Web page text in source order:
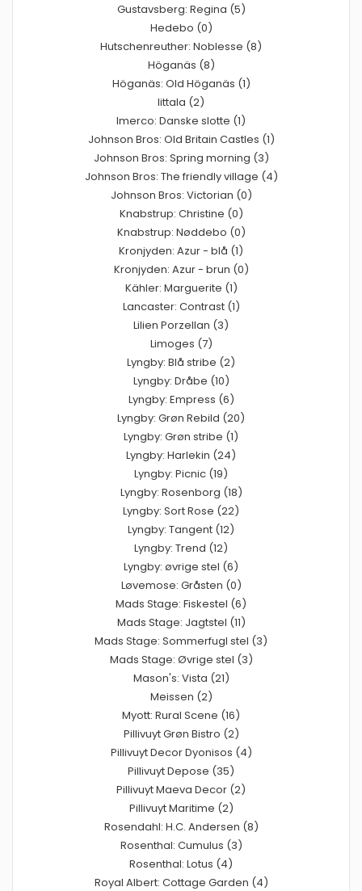
Gustavsberg: Regina (5)
Hedebo (0)
Hutschenreuther: Noblesse (8)
Höganäs (8)
Höganäs: Old Höganäs (1)
Iittala (2)
Imerco: Danske slotte (1)
Johnson Bros: Old Britain Castles (1)
Johnson Bros: Spring morning (3)
Johnson Bros: The friendly village (4)
Johnson Bros: Victorian (0)
Knabstrup: Christine (0)
Knabstrup: Nøddebo (0)
Kronjyden: Azur - blå (1)
Kronjyden: Azur - brun (0)
Kähler: Marguerite (1)
Lancaster: Contrast (1)
Lilien Porzellan (3)
Limoges (7)
Lyngby: Blå stribe (2)
Lyngby: Dråbe (10)
Lyngby: Empress (6)
Lyngby: Grøn Rebild (20)
Lyngby: Grøn stribe (1)
Lyngby: Harlekin (24)
Lyngby: Picnic (19)
Lyngby: Rosenborg (18)
Lyngby: Sort Rose (22)
Lyngby: Tangent (12)
Lyngby: Trend (12)
Lyngby: øvrige stel (6)
Løvemose: Gråsten (0)
Mads Stage: Fiskestel (6)
Mads Stage: Jagtstel (11)
Mads Stage: Sommerfugl stel (3)
Mads Stage: Øvrige stel (3)
Mason's: Vista (21)
Meissen (2)
Myott: Rural Scene (16)
Pillivuyt Grøn Bistro (2)
Pillivuyt Decor Dyonisos (4)
Pillivuyt Depose (35)
Pillivuyt Maeva Decor (2)
Pillivuyt Maritime (2)
Rosendahl: H.C. Andersen (8)
Rosenthal: Cumulus (3)
Rosenthal: Lotus (4)
Royal Albert: Cottage Garden (4)